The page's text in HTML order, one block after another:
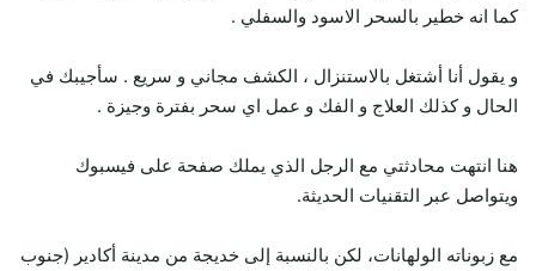
كما انه خطير بالسحر الاسود والسفلي .
و يقول أنا أشتغل بالاستنزال ، الكشف مجاني و سريع . سأجيبك في
الحال و كذلك العلاج و الفك و عمل اي سحر بفترة وجيزة .
هنا انتهت محادثتي مع الرجل الذي يملك صفحة على فيسبوك
ويتواصل عبر التقنيات الحديثة.
مع زبوناته الولهانات، لكن بالنسبة إلى خديجة من مدينة أكادير (جنوب